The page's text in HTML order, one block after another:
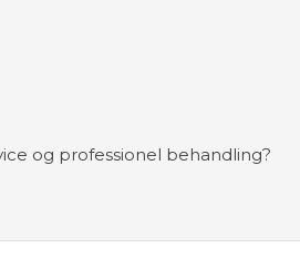
og professionel behandling?​